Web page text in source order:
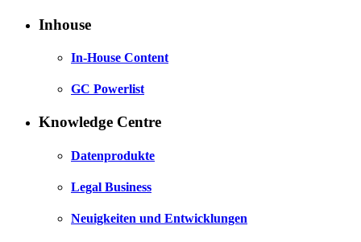
Inhouse
In-House Content
GC Powerlist
Knowledge Centre
Datenprodukte
Legal Business
Neuigkeiten und Entwicklungen